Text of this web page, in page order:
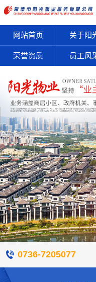
网站首页 关于阳
荣誉资质 员工风
0736-7205077